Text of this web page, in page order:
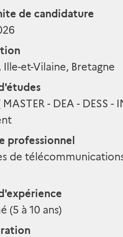
de candidature
Ille-et-Vilaine, Bretagne
MASTER - DEA - DESS -
professionnel
de
(5 à 10 ans)